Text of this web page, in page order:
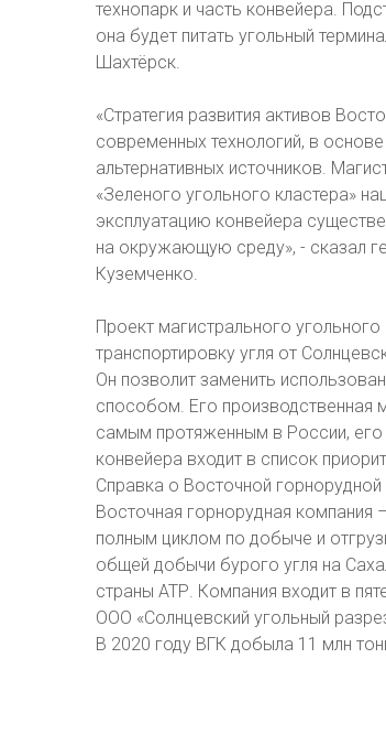
технопарк и часть конвейера.
она будет питать угольный
Шахтёрск.
«Стратегия развития активов
современных технологий, в
альтернативных источников.
«Зеленого угольного кластера»
эксплуатацию конвейера
на окружающую среду», - сказал
Куземченко.
Проект магистрального
транспортировку угля от
Он позволит заменить
способом. Его производственная
самым протяженным в России, его
конвейера входит в список
Справка о Восточной
Восточная горнорудная
полным циклом по добыче и
общей добычи бурого угля на
страны АТР. Компания входит в
ООО «Солнцевский угольный
В 2020 году ВГК добыла 11 млн